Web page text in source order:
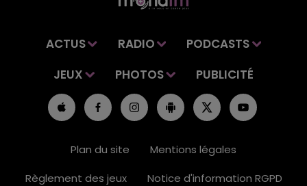
ACTUS RADIO
PODCASTS
JEUX
PHOTOS PUBLICITÉ
Plan du site
Mentions légales
Règlement des jeux
Notice d'information RGPD